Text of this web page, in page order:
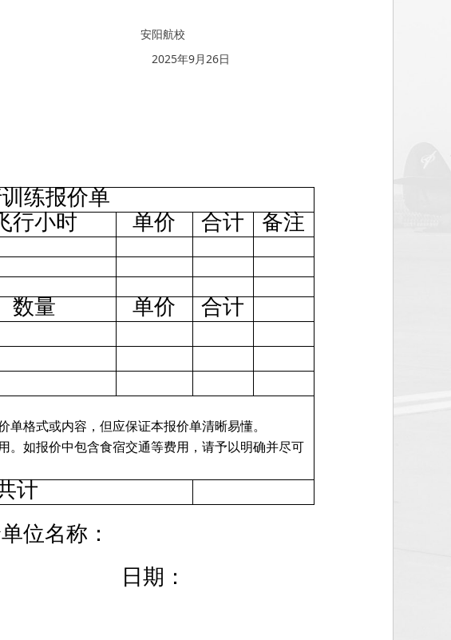
安阳航校
26日
练报价单
行小时 单价 合计 备注
数量 单价
合计
格式或内容，但应保证本报价单清晰易懂。
。如报价中包含食宿交通等费用，请予以明确并尽可
计
位名称：
日期：